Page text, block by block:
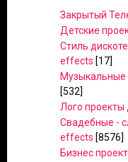
Закрытый
Детские
Стиль
effects [17]
[532]
Лого
Свадебные -
effects [8576]
Бизнес